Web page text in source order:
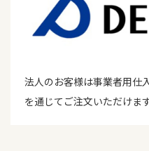
法人のお客様は事業者用仕
を通じてご注文いただけます